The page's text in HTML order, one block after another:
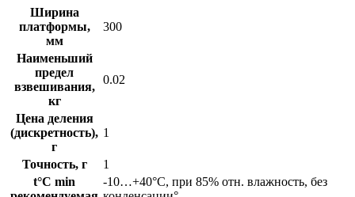
Ширина
платформы,
мм
300
Наименьший
предел
взвешивания,
кг
0.02
Цена деления
(дискретность),
г
1
Точность, г
1
t°C min
-10…+40°C, при 85% отн. влажность, без